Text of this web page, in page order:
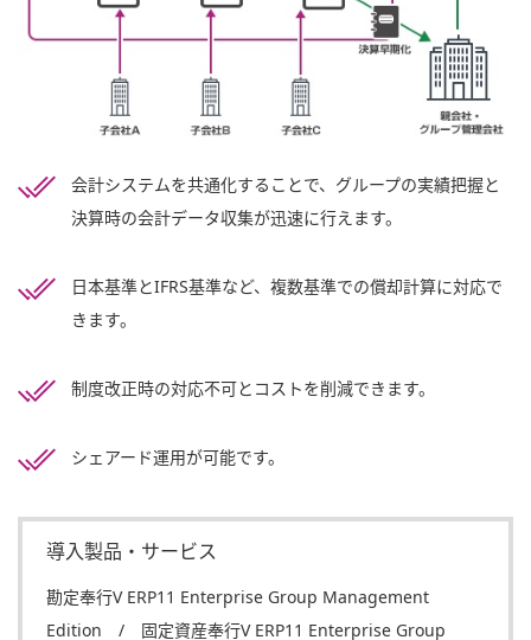
会計システムを共通化することで、グループの実績把握と
決算時の会計データ収集が迅速に行えます。
日本基準とIFRS基準など、複数基準での償却計算に対応で
きます。
制度改正時の対応不可とコストを削減できます。
シェアード運用が可能です。
導入製品・サービス
勘定奉行V ERP11 Enterprise Group Management
Edition / 固定資産奉行V ERP11 Enterprise Group